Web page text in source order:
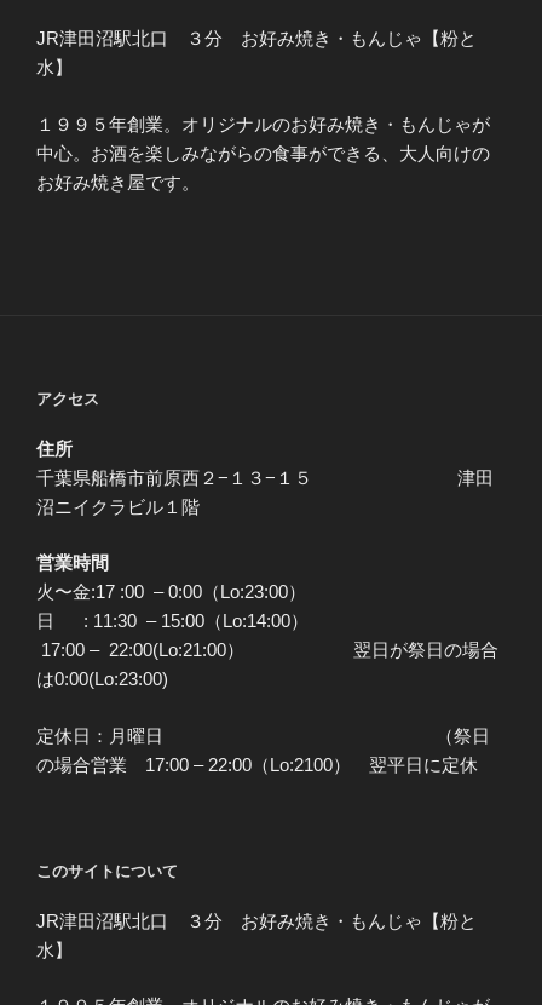
JR津田沼駅北口 ３分 お好み焼き・もんじゃ【粉と
水】
１９９５年創業。オリジナルのお好み焼き・もんじゃが
中心。お酒を楽しみながらの食事ができる、大人向けの
お好み焼き屋です。
アクセス
住所
千葉県船橋市前原西２−１３−１５ 津田
沼ニイクラビル１階
営業時間
火〜金:17 :00 – 0:00（Lo:23:00）
日 : 11:30 – 15:00（Lo:14:00）
17:00 – 22:00(Lo:21:00） 翌日が祭日の場合
は0:00(Lo:23:00)
定休日：月曜日 （祭日
の場合営業 17:00 – 22:00（Lo:2100） 翌平日に定休
このサイトについて
JR津田沼駅北口 ３分 お好み焼き・もんじゃ【粉と
水】